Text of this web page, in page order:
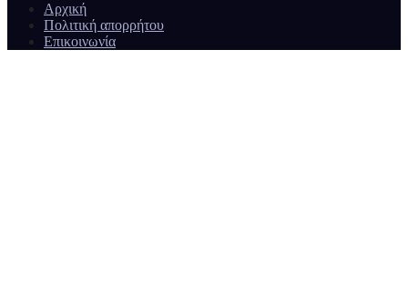
Αρχική
Πολιτική απορρήτου
Επικοινωνία